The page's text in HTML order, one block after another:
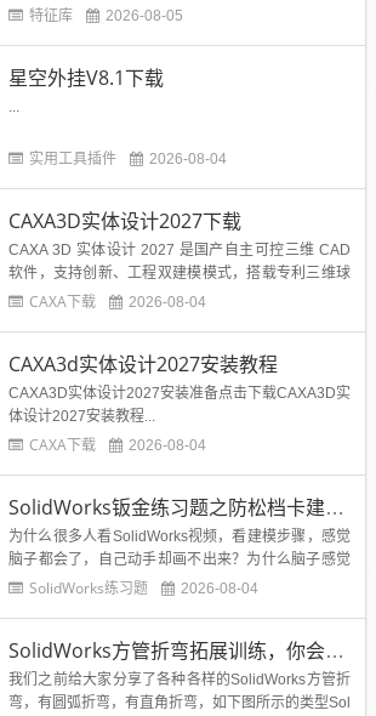
查机械手册，查标准尺寸，然后SolidWorks画草图旋
高大家的设计效率。...
特征库 2026-08-05
星空外挂V8.1下载
...
实用工具插件 2026-08-04
CAXA3D实体设计2027下载
CAXA 3D 实体设计 2027 是国产自主可控三维 CAD
软件，支持创新、工程双建模模式，搭载专利三维球
工具，兼顾直接编辑与参数化建模。版本优化大装配
固件、交叉曲线、曲面曲率测量等功能，渲染与装...
CAXA下载 2026-08-04
CAXA3d实体设计2027安装教程
CAXA3D实体设计2027安装准备点击下载CAXA3D实
体设计2027安装教程...
CAXA下载 2026-08-04
SolidWorks钣金练习题之防松档卡建模，钣金命令综合练习
为什么很多人看SolidWorks视频，看建模步骤，感觉
脑子都会了，自己动手却画不出来？为什么脑子感觉
这个图不难，却不知道如何下手？你是否也有这种问
以SolidWorks练习一定要坚持做，熟能生巧，熟能生
出更多...
SolidWorks练习题 2026-08-04
SolidWorks方管折弯拓展训练，你会了吗？
我们之前给大家分享了各种各样的SolidWorks方管折
弯，有圆弧折弯，有直角折弯，如下图所示的类型Sol